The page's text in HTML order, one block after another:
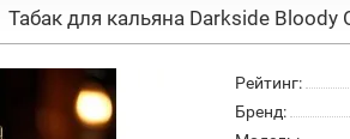
Табак для кальяна Darkside
Рейтинг:
Бренд: